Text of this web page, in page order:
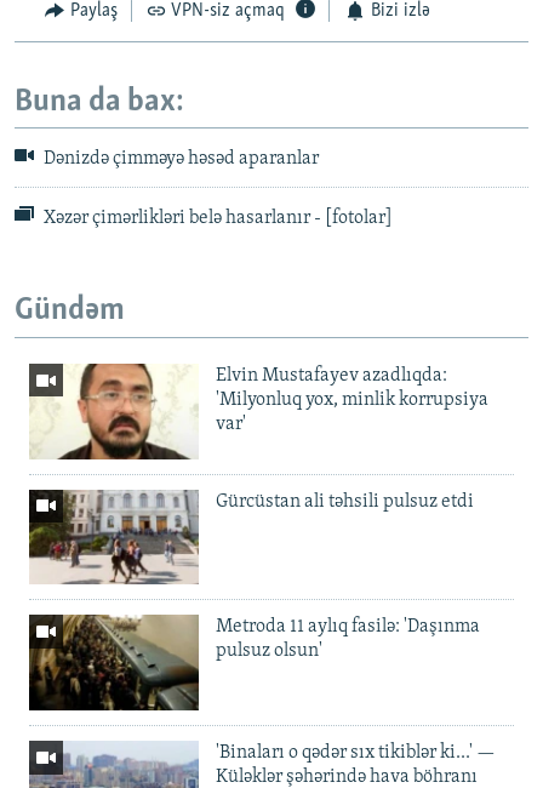
Paylaş VPN-siz açmaq Bizi izlə
Buna da bax:
Dənizdə çimməyə həsəd aparanlar
Xəzər çimərlikləri belə hasarlanır - [fotolar]
Gündəm
Elvin Mustafayev azadlıqda:
'Milyonluq yox, minlik korrupsiya
var'
Gürcüstan ali təhsili pulsuz etdi
Metroda 11 aylıq fasilə: 'Daşınma
pulsuz olsun'
'Binaları o qədər sıx tikiblər ki...' —
Küləklər şəhərində hava böhranı